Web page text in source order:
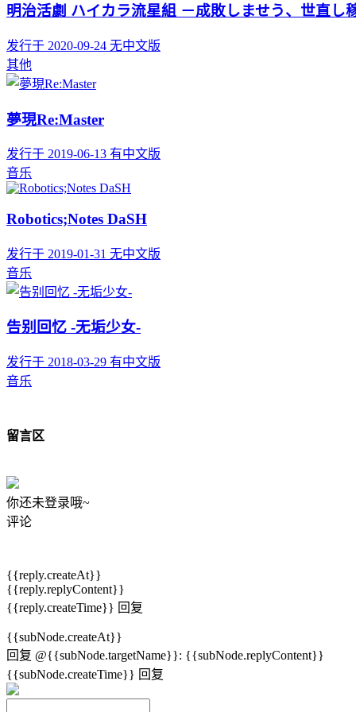
明治活劇 ハイカラ流星組 －成敗しませう、世直し
发行于 2020-09-24 无中文版
其他
夢現Re:Master
发行于 2019-06-13 有中文版
音乐
Robotics;Notes DaSH
发行于 2019-01-31 无中文版
音乐
告别回忆 -无垢少女-
发行于 2018-03-29 有中文版
音乐
留言区
你还未登录哦~
评论
{{reply.createAt}}
{{reply.replyContent}}
{{reply.createTime}} 回复
{{subNode.createAt}}
回复 @{{subNode.targetName}}: {{subNode.replyContent}}
{{subNode.createTime}} 回复